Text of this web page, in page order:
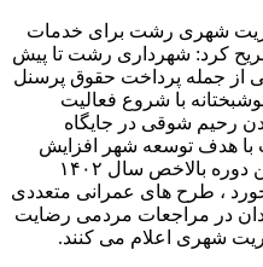
شهری رشت برای خدمات
کرد: شهرداری رشت تا پیش
از جمله پرداخت حقوق پرسنل
با شروع فعالیت
رحیم شوقی در جایگاه
هدف توسعه شهر افزایش
پیدا کرد و با عملکرد خوبی که در این دوره بالاخص سال ۱۴۰۲
، طرح های عمرانی متعددی
در مراجعات مردمی رضایت
شهری اعلام می کنند.